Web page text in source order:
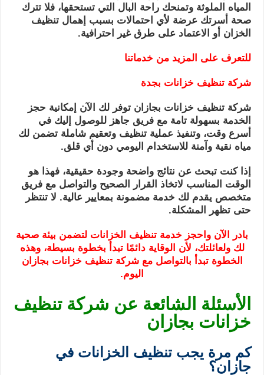
المياه الملوثة وتمنحك راحة البال التي تستحقها، فلا تترك
صحة أسرتك عرضة لأي احتمالات بسبب إهمال تنظيف
الخزان أو الاعتماد على طرق غير احترافية.
للتعرف على المزيد من خدماتنا
شركة تنظيف خزانات بجدة
شركة تنظيف خزانات بجازان توفر لك الآن إمكانية حجز
الخدمة بسهولة تامة مع فريق جاهز للوصول إليك في
أسرع وقت، وتنفيذ عملية تنظيف وتعقيم شاملة تضمن لك
مياه نقية وآمنة للاستخدام اليومي دون أي قلق.
إذا كنت تبحث عن نتائج واضحة وجودة حقيقية، فهذا هو
الوقت المناسب لاتخاذ القرار الصحيح والتواصل مع فريق
متخصص يقدم لك خدمة مضمونة بمعايير عالية. لا تنتظر
حتى تظهر المشكلة.
بادر الآن واحجز خدمة تنظيف الخزانات لتضمن بيئة صحية
لك ولعائلتك، لأن الوقاية دائمًا تبدأ بخطوة بسيطة، وهذه
الخطوة تبدأ بالتواصل مع شركة تنظيف خزانات بجازان
اليوم.
الأسئلة الشائعة عن شركة تنظيف
خزانات بجازان
كم مرة يجب تنظيف الخزانات في
جازان؟